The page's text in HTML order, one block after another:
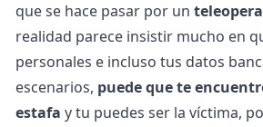
que se hace pasar por un
realidad parece insistir mucho en
personales e incluso tus datos
escenarios, puede que te
estafa y tu puedes ser la víctima,